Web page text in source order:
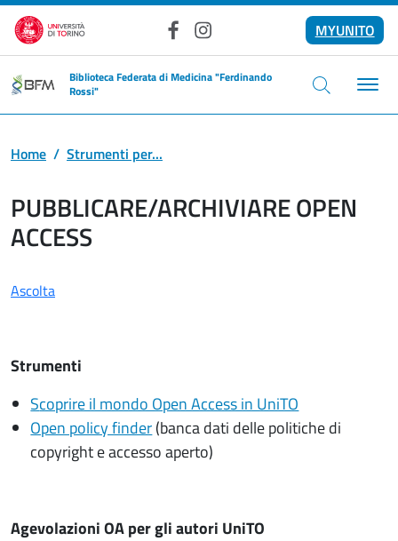
Salta al contenuto principale
FacebookInstagram
MYUNITO
Biblioteca Federata di Medicina "Ferdinando
Rossi"
Home Strumenti per...
PUBBLICARE/ARCHIVIARE OPEN
ACCESS
Ascolta
Strumenti
Scoprire il mondo Open Access in UniTO
Open policy finder(banca dati delle politiche di
copyright e accesso aperto)
Agevolazioni OA per gli autori UniTO